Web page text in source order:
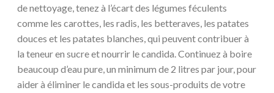
de nettoyage, tenez à l’écart des légumes féculents
comme les carottes, les radis, les betteraves, les patates
douces et les patates blanches, qui peuvent contribuer à
la teneur en sucre et nourrir le candida. Continuez à boire
beaucoup d’eau pure, un minimum de 2 litres par jour, pour
aider à éliminer le candida et les sous-produits de votre